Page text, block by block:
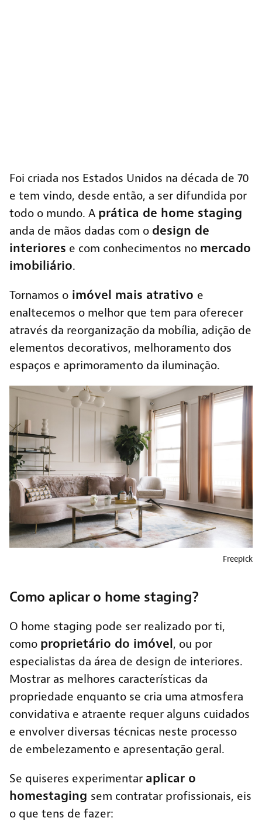
Foi criada nos Estados Unidos na década de 70
e tem vindo, desde então, a ser difundida por
todo o mundo. A prática de home staging
anda de mãos dadas com o design de
interiores e com conhecimentos no mercado
imobiliário.
Tornamos o imóvel mais atrativo e
enaltecemos o melhor que tem para oferecer
através da reorganização da mobília, adição de
elementos decorativos, melhoramento dos
espaços e aprimoramento da iluminação.
Freepick
Como aplicar o home staging?
O home staging pode ser realizado por ti,
como proprietário do imóvel, ou por
especialistas da área de design de interiores.
Mostrar as melhores características da
propriedade enquanto se cria uma atmosfera
convidativa e atraente requer alguns cuidados
e envolver diversas técnicas neste processo
de embelezamento e apresentação geral.
Se quiseres experimentar aplicar o
homestaging sem contratar profissionais, eis
o que tens de fazer: